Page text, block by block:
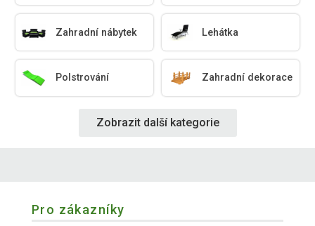
Zahradní nábytek Lehátka
Polstrování Zahradní dekorace
Zobrazit další kategorie
Pro zákazníky